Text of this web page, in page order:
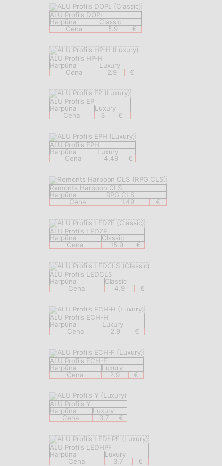
ALU Profils DOPL
Harpūna
Classic
Cena
5.9 €
ALU Profils HP-H
Harpūna
Luxury
Cena
2.9 €
ALU Profils EP
Harpūna
Luxury
Cena
3 €
ALU Profils EPH
Harpūna
Luxury
Cena
4.49 €
Remonts Harpoon CLS
Harpūna
RPG CLS
Cena
1.49 €
ALU Profils LEDZE
Harpūna
Classic
Cena
15.9 €
ALU Profils LEDCLS
Harpūna
Classic
Cena
4.9 €
ALU Profils ECH-H
Harpūna
Luxury
Cena
2.9 €
ALU Profils ECH-F
Harpūna
Luxury
Cena
2.9 €
ALU Profils Y
Harpūna
Luxury
Cena
3.7 €
ALU Profils LEDHPF
Harpūna
Luxury
Cena
3.7 €